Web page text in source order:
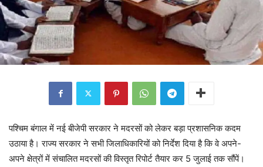
पश्चिम बंगाल में नई बीजेपी सरकार ने मदरसों को लेकर बड़ा प्रशासनिक कदम
उठाया है। राज्य सरकार ने सभी जिलाधिकारियों को निर्देश दिया है कि वे अपने-
अपने क्षेत्रों में संचालित मदरसों की विस्तृत रिपोर्ट तैयार कर 5 जुलाई तक सौंपें।